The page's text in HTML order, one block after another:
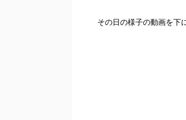
その日の様子の動画を下